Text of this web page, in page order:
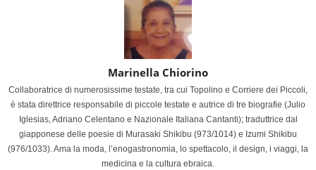
Marinella Chiorino
Collaboratrice di numerosissime testate, tra cui Topolino e Corriere dei Piccoli,
è stata direttrice responsabile di piccole testate e autrice di tre biografie (Julio
Iglesias, Adriano Celentano e Nazionale Italiana Cantanti); traduttrice dal
giapponese delle poesie di Murasaki Shikibu (973/1014) e Izumi Shikibu
(976/1033). Ama la moda, l’enogastronomia, lo spettacolo, il design, i viaggi, la
medicina e la cultura ebraica.